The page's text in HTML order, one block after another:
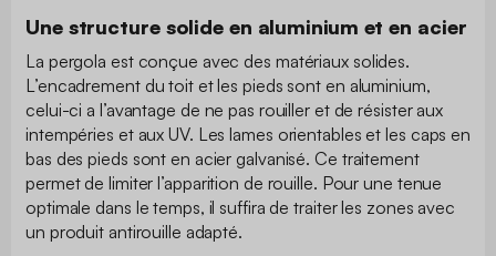
Une structure solide en aluminium et en acier
La pergola est conçue avec des matériaux solides.
L’encadrement du toit et les pieds sont en aluminium,
celui-ci a l’avantage de ne pas rouiller et de résister aux
intempéries et aux UV. Les lames orientables et les caps en
bas des pieds sont en acier galvanisé. Ce traitement
permet de limiter l’apparition de rouille. Pour une tenue
optimale dans le temps, il suffira de traiter les zones avec
un produit antirouille adapté.